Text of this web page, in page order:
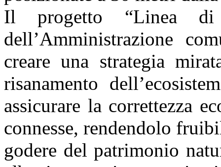
Il progetto “Linea di
dell’Amministrazione
creare una strategia
risanamento
assicurare la correttezza
connesse, rendendolo
godere del patrimonio